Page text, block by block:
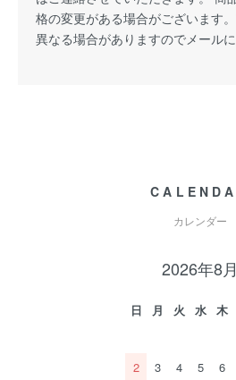
格の変更がある場合がございます
異なる場合がありますのでメールに
カレンダー
2026年8月
日 月 火 水 木
2
3 4 5 6